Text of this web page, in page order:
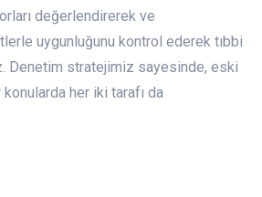
değerlendirerek ve
uygunluğunu kontrol ederek tıbbi
Denetim stratejimiz sayesinde, eski
her iki tarafı da